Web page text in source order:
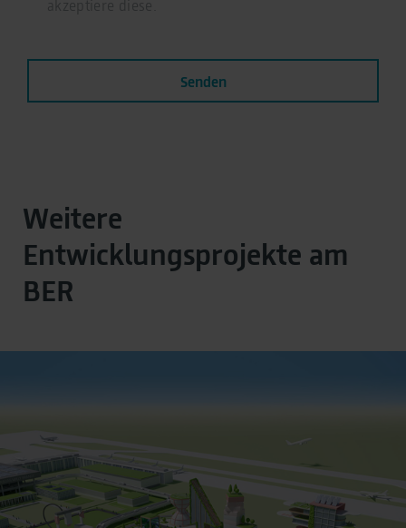
Senden
Weitere
Entwicklungsprojekte am
BER